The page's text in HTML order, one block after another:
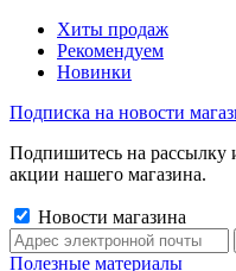
Хиты продаж
Рекомендуем
Новинки
Подписка на новости
Подпишитесь на рассылку
акции нашего магазина.
Новости магазина
Полезные материалы